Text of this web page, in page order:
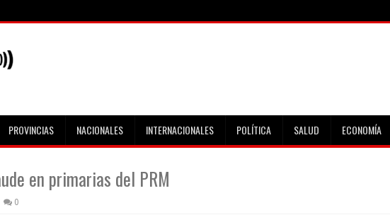
PROVINCIAS NACIONALES INTERNACIONALES POLÍTICA SALUD ECONOMÍA
en primarias del PRM
0